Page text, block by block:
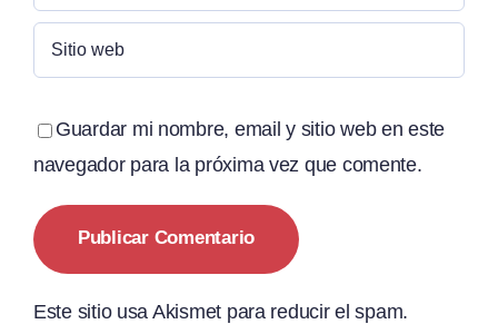
Guardar mi nombre, email y sitio web en este
navegador para la próxima vez que comente.
Este sitio usa Akismet para reducir el spam.